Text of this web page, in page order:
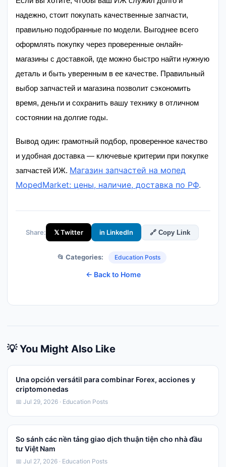
надежно, стоит покупать качественные запчасти,
правильно подобранные по модели. Выгоднее всего
оформлять покупку через проверенные онлайн-
магазины с доставкой, где можно быстро найти нужную
деталь и быть уверенным в ее качестве. Правильный
выбор запчастей и магазина позволит сэкономить
время, деньги и сохранить вашу технику в отличном
состоянии на долгие годы.
Вывод один: грамотный подбор, проверенное качество
и удобная доставка — ключевые критерии при покупке
запчастей ИЖ. Магазин запчастей на мопед
MopedMarket: цены, наличие, доставка по РФ.
Share: 𝕏 Twitter in LinkedIn 🔗 Copy Link
📂 Categories: Education Posts
← Back to Home
💡 You Might Also Like
Una opción versátil para combinar Forex, acciones y
criptomonedas
📅 Jul 29, 2026 · Education Posts
So sánh các nền tảng giao dịch thuận tiện cho nhà đầu
tư Việt Nam
📅 Jul 27, 2026 · Education Posts